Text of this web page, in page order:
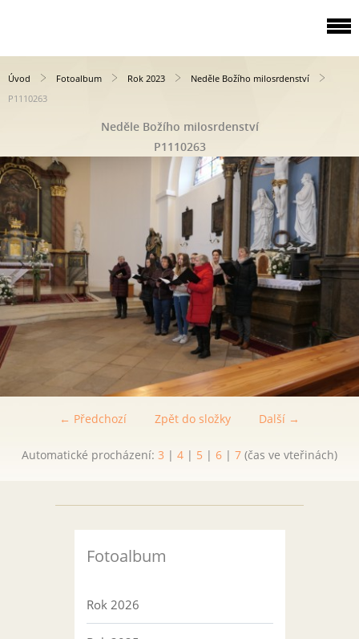
Úvod Fotoalbum Rok 2023
Neděle Božího milosrdenství
P1110263
Neděle Božího milosrdenství
P1110263
← Předchozí Další →
Zpět do složky
Automatické procházení: 3 | 4 | 5 | 6 | 7 (čas ve vteřinách)
Fotoalbum
Rok 2026